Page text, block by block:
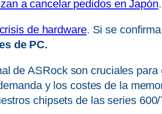
a cancelar pedidos en Japón.
crisis de hardware. Si se
de PC.
de ASRock son cruciales
y los costes de la
chipsets de las series